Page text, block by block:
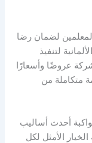
لضمان رضا
لتنفيذ
عروضًا وأسعارًا
متكاملة من
أحدث أساليب
الأمثل لكل